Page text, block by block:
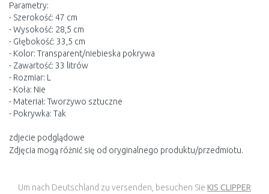
Parametry:
- Szerokość: 47 cm
- Wysokość: 28,5 cm
- Głębokość: 33,5 cm
- Kolor: Transparent/niebieska pokrywa
- Zawartość: 33 litrów
- Rozmiar: L
- Koła: Nie
- Materiał: Tworzywo sztuczne
- Pokrywka: Tak
zdjecie podglądowe
Zdjęcia mogą różnić się od oryginalnego produktu/przedmiotu.
Um nach Deutschland zu versenden, besuchen Sie KIS CLIPPER